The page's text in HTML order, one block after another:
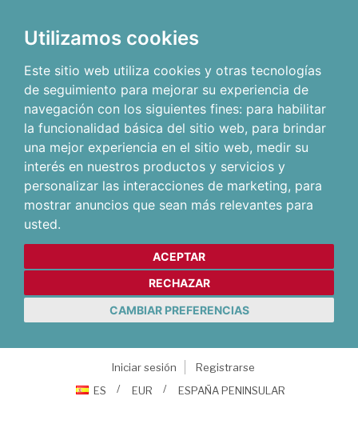
Utilizamos cookies
Este sitio web utiliza cookies y otras tecnologías
de seguimiento para mejorar su experiencia de
navegación con los siguientes fines: para habilitar
la funcionalidad básica del sitio web, para brindar
una mejor experiencia en el sitio web, medir su
interés en nuestros productos y servicios y
personalizar las interacciones de marketing, para
mostrar anuncios que sean más relevantes para
usted.
ACEPTAR
RECHAZAR
CAMBIAR PREFERENCIAS
Iniciar sesión
Registrarse
ES
EUR ESPAÑA PENINSULAR